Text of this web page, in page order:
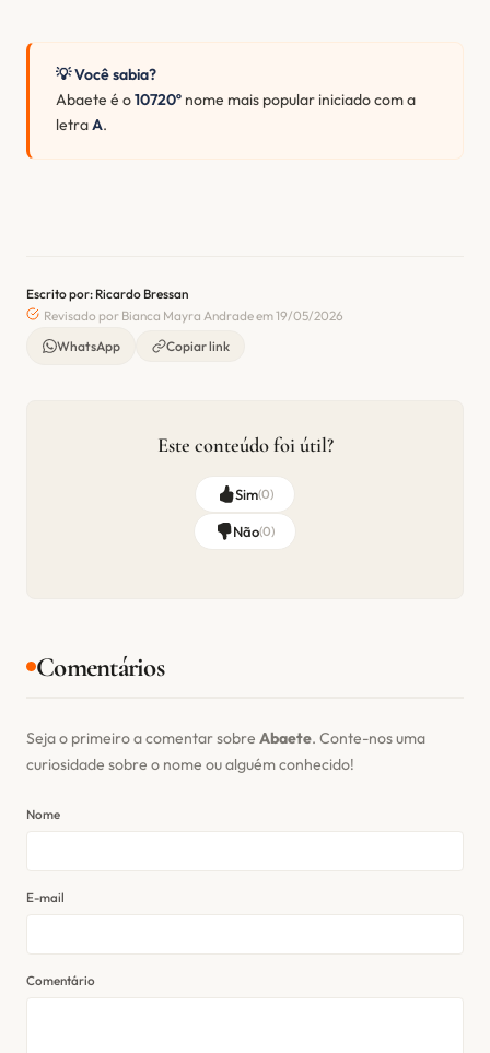
💡 Você sabia?
Abaete é o10720º nome mais popular iniciado com a
letraA.
Escrito por: Ricardo Bressan
Revisado por Bianca Mayra Andrade em 19/05/2026
WhatsApp
Copiar link
Este conteúdo foi útil?
Sim(0)
Não(0)
Comentários
Seja o primeiro a comentar sobre Abaete. Conte-nos uma
curiosidade sobre o nome ou alguém conhecido!
Nome
E-mail
Comentário